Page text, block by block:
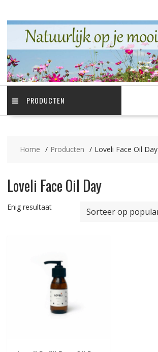
de
PRODUCTEN
Home Producten Loveli Face Oil Day
Loveli Face Oil Day
Enig resultaat